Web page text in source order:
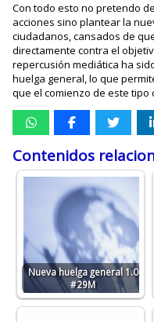
Con todo esto no pretendo
acciones sino plantear la
ciudadanos, cansados de
directamente contra el
repercusión mediática ha
huelga general, lo que
que el comienzo de este
Contenidos
Nueva huelga general 1.0
#29M